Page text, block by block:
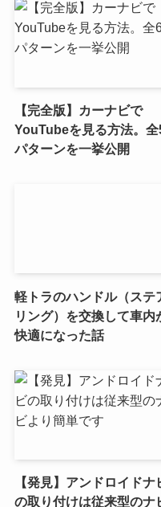
【完全版】カーナビで
YouTubeを見る方法。全
パターンを一挙公開
軽トラのハンドル（ステ
リング）を交換して車内
快適になった話
【発見】アンドロイドナ
の取り付けは従来型のナ